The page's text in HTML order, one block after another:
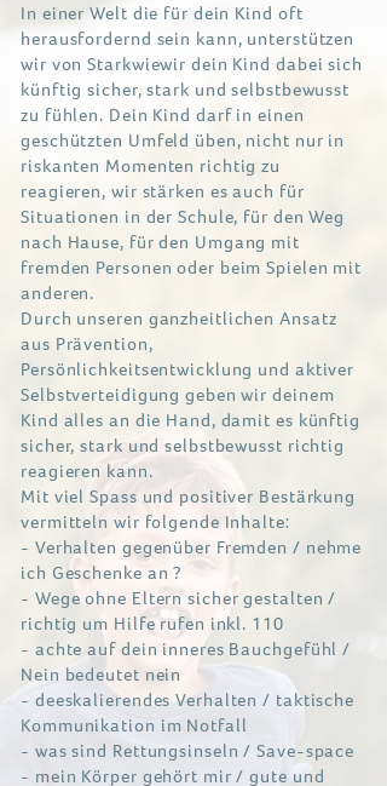
In einer Welt die für dein Kind oft
herausfordernd sein kann, unterstützen
wir von Starkwiewir dein Kind dabei sich
künftig sicher, stark und selbstbewusst
zu fühlen. Dein Kind darf in einen
geschützten Umfeld üben, nicht nur in
riskanten Momenten richtig zu
reagieren, wir stärken es auch für
Situationen in der Schule, für den Weg
nach Hause, für den Umgang mit
fremden Personen oder beim Spielen mit
anderen.
Durch unseren ganzheitlichen Ansatz
aus Prävention,
Persönlichkeitsentwicklung und aktiver
Selbstverteidigung geben wir deinem
Kind alles an die Hand, damit es künftig
sicher, stark und selbstbewusst richtig
reagieren kann.
Mit viel Spass und positiver Bestärkung
vermitteln wir folgende Inhalte:
- Verhalten gegenüber Fremden / nehme
ich Geschenke an ?
- Wege ohne Eltern sicher gestalten /
richtig um Hilfe rufen inkl. 110
- achte auf dein inneres Bauchgefühl /
Nein bedeutet nein
- deeskalierendes Verhalten / taktische
Kommunikation im Notfall
- was sind Rettungsinseln / Save-space
- mein Körper gehört mir / gute und